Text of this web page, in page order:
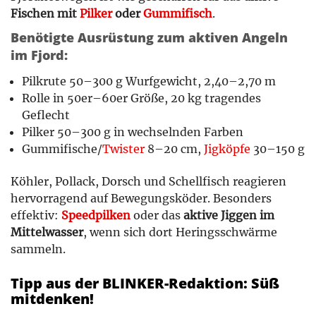
Fischen mit PilkeroderGummifisch.
Benötigte Ausrüstung zum aktiven Angeln
im Fjord:
Pilkrute 50–300 g Wurfgewicht, 2,40–2,70 m
Rolle in 50er–60er Größe, 20 kg tragendes
Geflecht
Pilker 50–300 g in wechselnden Farben
Gummifische/Twister 8–20 cm, Jigköpfe 30–150 g
Köhler, Pollack, Dorsch und Schellfisch reagieren
hervorragend auf Bewegungsköder. Besonders
effektiv: Speedpilken oder das aktive Jiggen im
Mittelwasser, wenn sich dort Heringsschwärme
sammeln.
Tipp aus der BLINKER-Redaktion: Süß
mitdenken!